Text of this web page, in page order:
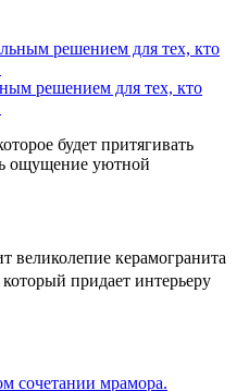
решением для тех, кто
будет притягивать
ощущение уютной
великолепие керамогранита
придает интерьеру